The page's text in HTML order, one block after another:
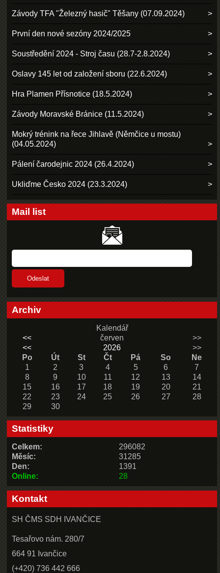
Závody TFA "Železný hasič" Těšany (07.09.2024)
První den nové sezóny 2024/2025
Soustředění 2024 - Stroj času (28.7-2.8.2024)
Oslavy 145 let od založení sboru (22.6.2024)
Hra Plamen Přísnotice (18.5.2024)
Závody Moravské Bránice (11.5.2024)
Mokrý trénink na řece Jihlavě (Němčice u mostu)
(04.05.2024)
Pálení čarodejnic 2024 (26.4.2024)
Ukliďme Česko 2024 (23.3.2024)
Mail list
Archiv
Kalendář
<<
červen
>>
<<
2026
>>
Po
Út St Čt Pá So
Ne
1
2 3 4 5 6
7
8
9 10 11 12 13
14
15
16 17 18 19 20
21
22
23 24 25 26 27
28
29
30
Statistiky
Online: 28
Celkem:
296082
Měsíc:
31285
Den:
1391
Kontakt
SH ČMS SDH IVANČICE
Tesařovo nám. 280/7
664 91 Ivančice
(+420) 736 442 666